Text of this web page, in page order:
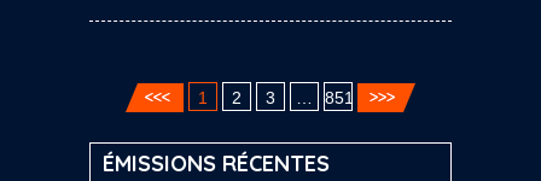
1 2 3 851
ÉMISSIONS RÉCENTES